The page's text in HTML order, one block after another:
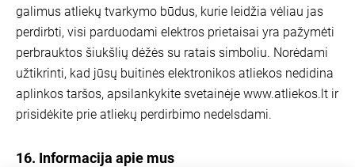
galimus atliekų tvarkymo būdus, kurie leidžia vėliau jas
perdirbti, visi parduodami elektros prietaisai yra pažymėti
perbrauktos šiukšlių dėžės su ratais simboliu. Norėdami
užtikrinti, kad jūsų buitinės elektronikos atliekos nedidina
aplinkos taršos, apsilankykite svetainėje www.atliekos.lt ir
prisidėkite prie atliekų perdirbimo nedelsdami.
16. Informacija apie mus